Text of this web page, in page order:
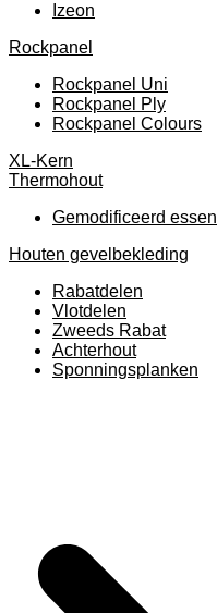
Izeon
Rockpanel
Rockpanel Uni
Rockpanel Ply
Rockpanel Colours
XL-Kern
Thermohout
Gemodificeerd essen
Houten gevelbekleding
Rabatdelen
Vlotdelen
Zweeds Rabat
Achterhout
Sponningsplanken